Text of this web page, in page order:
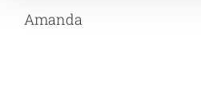
Amanda